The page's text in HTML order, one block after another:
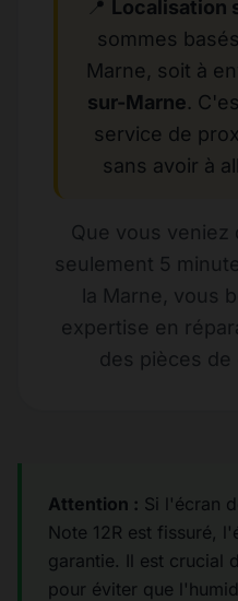
📍 Localisation
sommes
Marne, soit à
sur-Marne.
service de
sans avoir à
Que vous veniez
seulement 5
la Marne, vous
expertise en
des pièces de
Attention : Si l'écran
Note 12R est fissuré,
garantie. Il est crucial
pour éviter que